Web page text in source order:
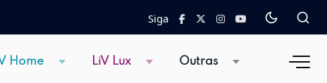
Siga
Home LiV Lux Outras